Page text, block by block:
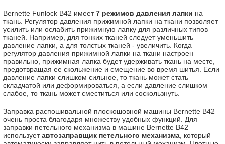
Bernette Funlock B42 имеет7 режимов давления лапки на
ткань. Регулятор давления прижимной лапки на ткани позволяет
усилить или ослабить прижимную лапку для различных типов
тканей. Например, для тонких тканей следует уменьшить
давление лапки, а для толстых тканей - увеличить. Когда
регулятор давления прижимной лапки на ткани настроен
правильно, прижимная лапка будет удерживать ткань на месте,
предотвращая ее скольжение и смещение во время шитья. Если
давление лапки слишком сильное, то ткань может стать
складчатой ​​или деформироваться, а если давление слишком
слабое, то ткань может сместиться или соскользнуть.
Заправка распошивальной плоскошовной машины Bernette B42
очень проста благодаря множеству удобных функций. Для
заправки петельного механизма в машине Bernette B42
используетавтозаправщик петельного механизма , который